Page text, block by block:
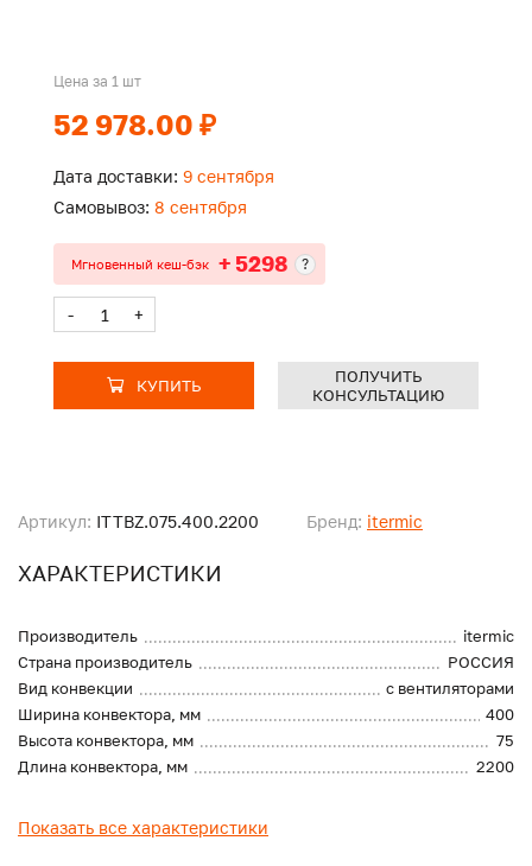
Артикул: ITTBZ.075.400.2200 Бренд: itermic
ХАРАКТЕРИСТИКИ
Производитель
itermic
Страна производитель
РОССИЯ
Вид конвекции
с вентиляторами
Ширина конвектора, мм
400
Высота конвектора, мм
75
Длина конвектора, мм
2200
Показать все характеристики
Цена за 1 шт
52 978.00 ₽
Дата доставки: 9 сентября
Самовывоз: 8 сентября
Мгновенный кеш-бэк + 5298 ?
- +
КУПИТЬ
ПОЛУЧИТЬ
КОНСУЛЬТАЦИЮ